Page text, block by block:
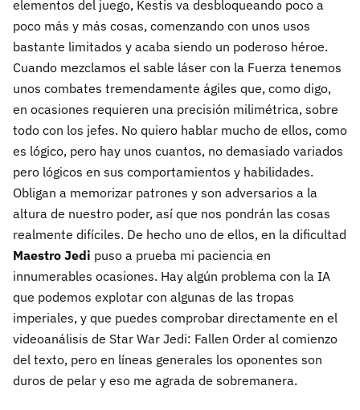
elementos del juego, Kestis va desbloqueando poco a
poco más y más cosas, comenzando con unos usos
bastante limitados y acaba siendo un poderoso héroe.
Cuando mezclamos el sable láser con la Fuerza tenemos
unos combates tremendamente ágiles que, como digo,
en ocasiones requieren una precisión milimétrica, sobre
todo con los jefes. No quiero hablar mucho de ellos, como
es lógico, pero hay unos cuantos, no demasiado variados
pero lógicos en sus comportamientos y habilidades.
Obligan a memorizar patrones y son adversarios a la
altura de nuestro poder, así que nos pondrán las cosas
realmente difíciles. De hecho uno de ellos, en la dificultad
Maestro Jedi puso a prueba mi paciencia en
innumerables ocasiones. Hay algún problema con la IA
que podemos explotar con algunas de las tropas
imperiales, y que puedes comprobar directamente en el
videoanálisis de Star War Jedi: Fallen Order al comienzo
del texto, pero en líneas generales los oponentes son
duros de pelar y eso me agrada de sobremanera.